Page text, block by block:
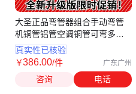
大圣正品弯管器组合手动弯管
机铜管铝管空调铜管可弯多种
型号90度
真实性已核验
￥386.00/件 广东广州
咨询 电话